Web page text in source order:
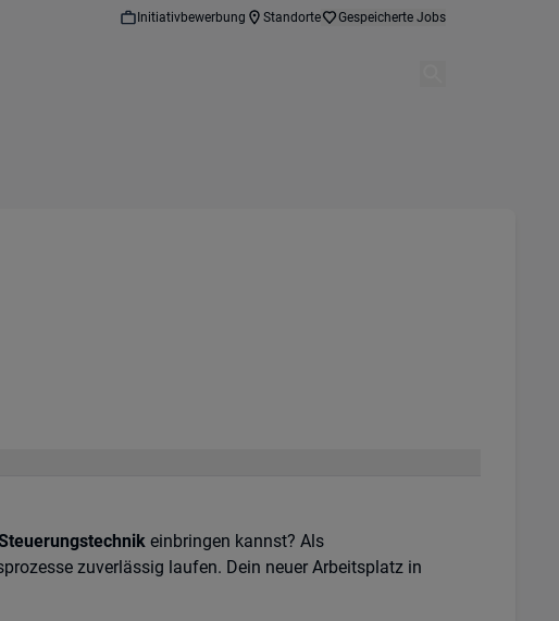
Initiativbewerbung Standorte Gespeicherte Jobs
einbringen kannst? Als
zuverlässig laufen. Dein neuer Arbeitsplatz in